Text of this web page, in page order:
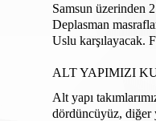
Samsun üzerinden
Deplasman
Uslu karşılayacak.
ALT YAPIMIZI
Alt yapı
dördüncüyüz, diğer